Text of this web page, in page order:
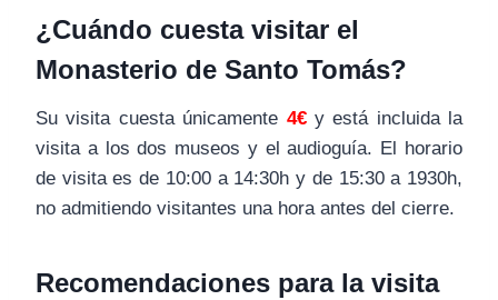
¿Cuándo cuesta visitar el
Monasterio de Santo Tomás?
Su visita cuesta únicamente 4€y está incluida la
visita a los dos museos y el audioguía. El horario
de visita es de 10:00 a 14:30h y de 15:30 a 1930h,
no admitiendo visitantes una hora antes del cierre.
Recomendaciones para la visita